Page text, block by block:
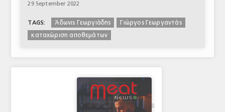
29 September 2022
TAGS: Άδωνις Γεωργιάδης
Γιώργος Γεωργαντάς
καταχώριση αποθεμάτων